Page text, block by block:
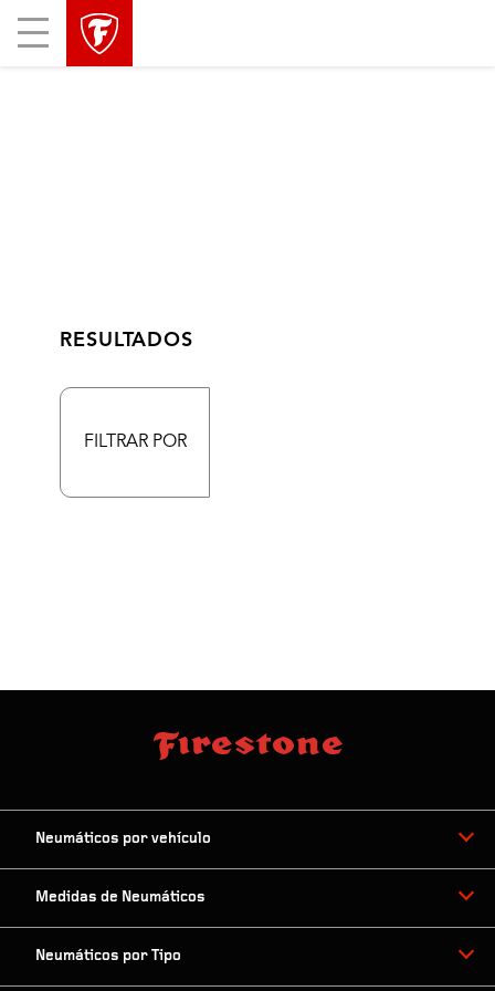
Mobile
Menu
RESULTADOS
FILTRAR POR
Neumáticos por vehículo
Medidas de Neumáticos
Neumáticos por Tipo